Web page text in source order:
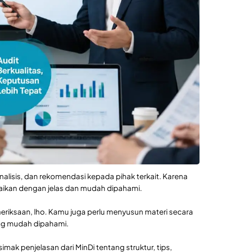
dan rekomendasi kepada pihak terkait. Karena
dengan jelas dan mudah dipahami.
lho. Kamu juga perlu menyusun materi secara
mudah dipahami.
penjelasan dari MinDi tentang struktur, tips,